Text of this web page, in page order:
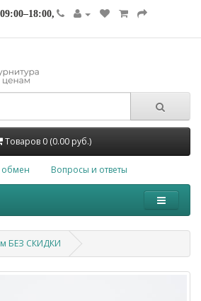
Товаров 0 (0.00 руб.)
обмен Вопросы и ответы
БЕЗ СКИДКИ